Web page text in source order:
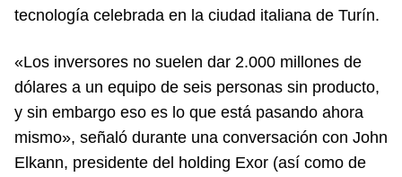
tecnología celebrada en la ciudad italiana de Turín.
«Los inversores no suelen dar 2.000 millones de
dólares a un equipo de seis personas sin producto,
y sin embargo eso es lo que está pasando ahora
mismo», señaló durante una conversación con John
Elkann, presidente del holding Exor (así como de